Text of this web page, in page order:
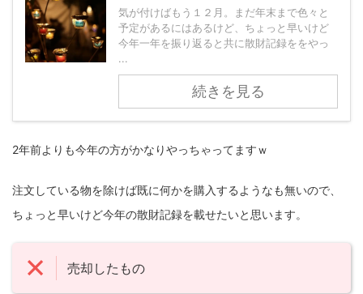
osmo osmo action3 panasonic pc
PEN E-P7 PENTAX
SONY sound
Z5 Z6II Z9 Z30 Z50II Zfc
フォクトレンダー ライカIIf
気が付けばもう１２月。まだ年末まで色々と
予定があるにはあるけど、ちょっと早いけど
今年一年を振り返ると共に散財記録ををやっ
...
続きを見る
2年前よりも今年の方がかなりやっちゃってますｗ
注文している物を除けば既に何かを購入するようなも無いので、
ちょっと早いけど今年の散財記録を載せたいと思います。
売却したもの